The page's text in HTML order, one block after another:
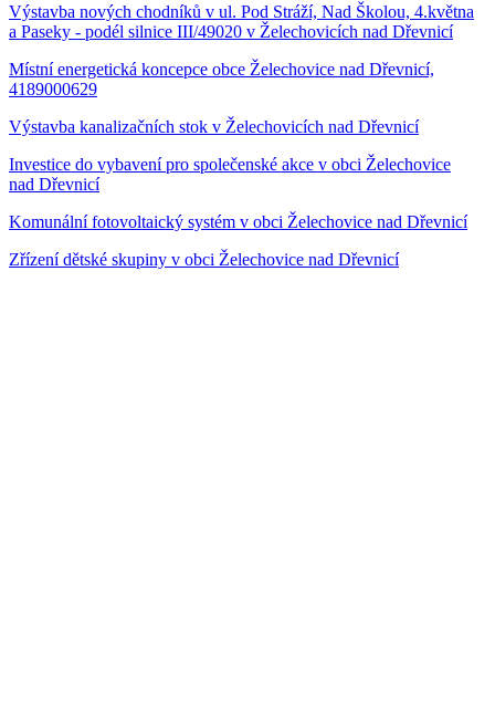
Výstavba nových chodníků v ul. Pod Stráží, Nad Školou, 4.května
a Paseky - podél silnice III/49020 v Želechovicích nad Dřevnicí
Místní energetická koncepce obce Želechovice nad Dřevnicí,
4189000629
Výstavba kanalizačních stok v Želechovicích nad Dřevnicí
Investice do vybavení pro společenské akce v obci Želechovice
nad Dřevnicí
Komunální fotovoltaický systém v obci Želechovice nad Dřevnicí
Zřízení dětské skupiny v obci Želechovice nad Dřevnicí